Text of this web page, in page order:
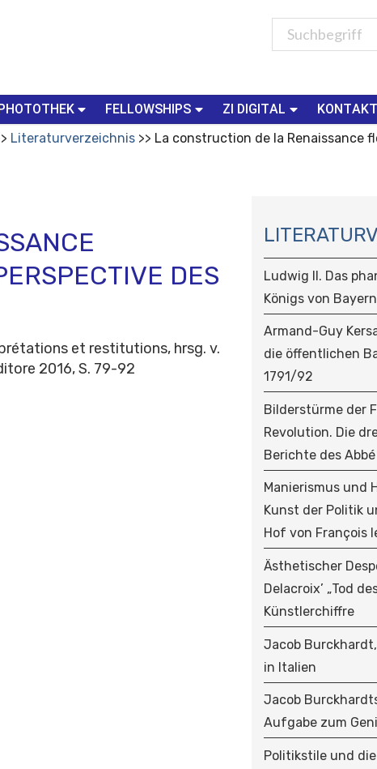
FELLOWSHIPS ZI DIGITAL
KONTAKT
Literaturverzeichnis
La construction de la Renaissance
DES
et restitutions, hrsg. v.
2016, S. 79-92
A
V
I
G
A
T
I
O
N
Ludwig II. Das
Königs von Bayern
Armand-Guy
die öffentlichen
1791/92
Bilderstürme der
Revolution. Die
Berichte des
Manierismus und
Kunst der Politik
Hof von François
Ästhetischer
Delacroix’ „Tod
Künstlerchiffre
Jacob
in Italien
Jacob
Aufgabe zum
Politikstile und